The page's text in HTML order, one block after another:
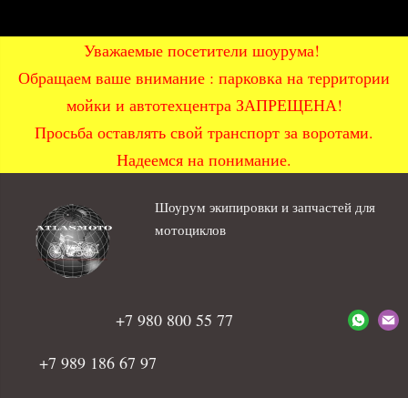
Уважаемые посетители шоурума!
Обращаем ваше внимание : парковка на территории
мойки и автотехцентра ЗАПРЕЩЕНА!
Просьба оставлять свой транспорт за воротами.
Надеемся на понимание.
Шоурум экипировки и запчастей для
мотоциклов
+7 980 800 55 77
+7 989 186 67 97